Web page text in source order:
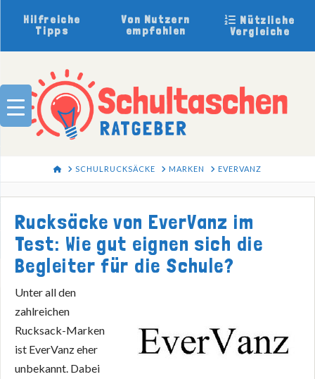
Hilfreiche
Tipps
Von Nutzern
empfohlen
Nützliche
Vergleiche
HOME
SCHULRUCKSÄCKE MARKEN EVERVANZ
Rucksäcke von EverVanz im
Test: Wie gut eignen sich die
Begleiter für die Schule?
Unter all den
zahlreichen
Rucksack-Marken
ist EverVanz eher
unbekannt. Dabei